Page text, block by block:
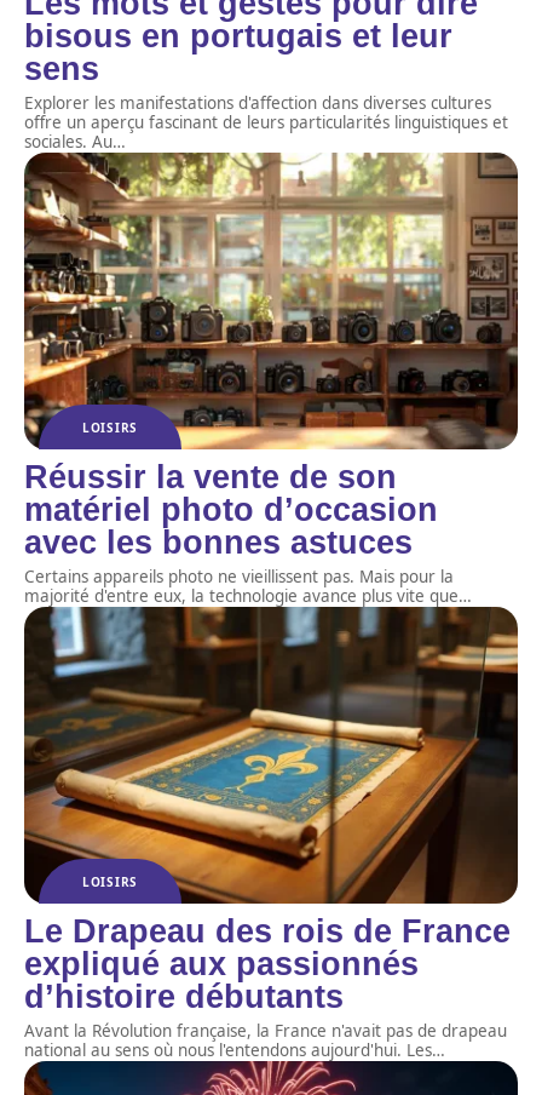
bisous en portugais et leur
sens
Explorer les manifestations d'affection dans diverses cultures
offre un aperçu fascinant de leurs particularités linguistiques et
sociales. Au…
LOISIRS
Réussir la vente de son
matériel photo d’occasion
avec les bonnes astuces
Certains appareils photo ne vieillissent pas. Mais pour la
majorité d'entre eux, la technologie avance plus vite que…
LOISIRS
Le Drapeau des rois de France
expliqué aux passionnés
d’histoire débutants
Avant la Révolution française, la France n'avait pas de drapeau
national au sens où nous l'entendons aujourd'hui. Les…